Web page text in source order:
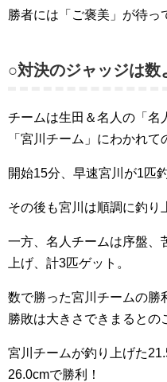
勝者には「ご褒美」が待っ
○対決のジャッジは数
チームは生田＆名人の「名
「宮川チーム」にわかれて
開始15分、早速宮川が1匹
その後も宮川は順調に釣り
一方、名人チームは序盤、
上げ、計3匹ゲット。
数で勝った宮川チームの勝
勝敗は大きさできまるとの
宮川チームが釣り上げた
26.0cmで勝利！